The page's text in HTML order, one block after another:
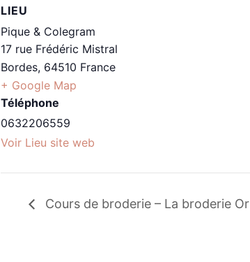
LIEU
Pique & Colegram
17 rue Frédéric Mistral
Bordes, 64510 France
+ Google Map
Téléphone
0632206559
Voir Lieu site web
Cours de broderie – La broderie Or